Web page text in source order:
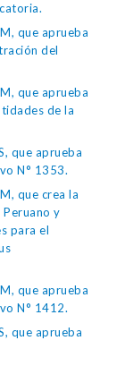
que aprueba
del
que aprueba
de la
que aprueba
N° 1353.
que crea la
y
para el
que aprueba
N° 1412.
que aprueba